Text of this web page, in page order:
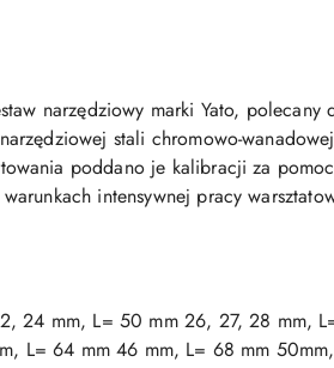
narzędziowy marki Yato,
stali chromowo-
poddano je kalibracji za
intensywnej pracy
24 mm, L= 50 mm 26, 27, 28 mm,
L= 64 mm 46 mm, L= 68 mm